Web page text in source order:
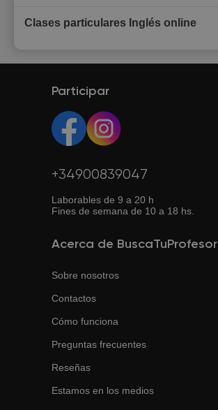
Clases particulares Inglés online
Participar
+34900839047
Laborables de 9 a 20 h
Fines de semana de 10 a 18 hs.
Acerca de BuscaTuProfesor
Sobre nosotros
Contactos
Cómo funciona
Preguntas frecuentes
Reseñas
Estamos en los medios